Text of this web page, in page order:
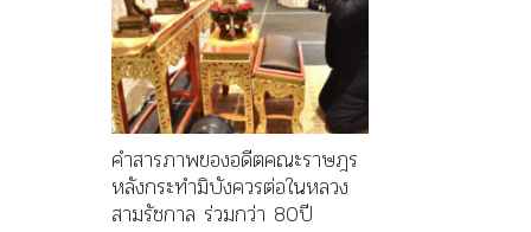
คำสารภาพของอดีตคณะราษฎร
หลังกระทำมิบังควรต่อในหลวง
สามรัชกาล ร่วมกว่า 80ปี